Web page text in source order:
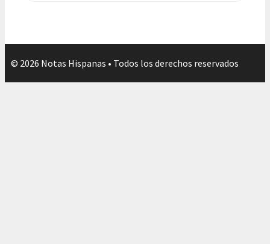
© 2026 Notas Hispanas • Todos los derechos reservados